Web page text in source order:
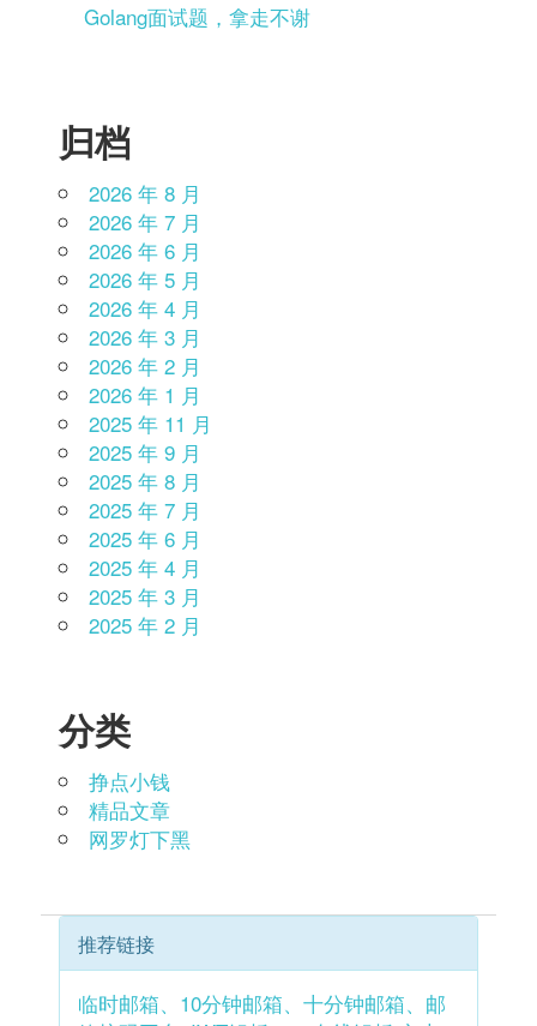
Golang面试题，拿走不谢
归档
2026 年 8 月
2026 年 7 月
2026 年 6 月
2026 年 5 月
2026 年 4 月
2026 年 3 月
2026 年 2 月
2026 年 1 月
2025 年 11 月
2025 年 9 月
2025 年 8 月
2025 年 7 月
2025 年 6 月
2025 年 4 月
2025 年 3 月
2025 年 2 月
分类
挣点小钱
精品文章
网罗灯下黑
推荐链接
临时邮箱、10分钟邮箱、十分钟邮箱、邮